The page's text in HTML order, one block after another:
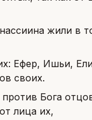
жили в
Ефер, Ишьи,
своих.
Бога
лица их,